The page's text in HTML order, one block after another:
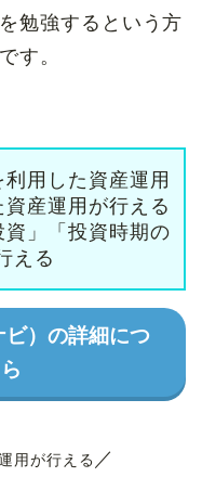
勉強するという方
す。
用した資産運用
産運用が行える
」「投資時期の
える
）の詳細につ
用が行える ／